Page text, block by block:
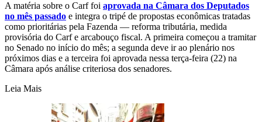
A matéria sobre o Carf foi aprovada na Câmara dos Deputados
no mês passado e integra o tripé de propostas econômicas tratadas
como prioritárias pela Fazenda — reforma tributária, medida
provisória do Carf e arcabouço fiscal. A primeira começou a tramitar
no Senado no início do mês; a segunda deve ir ao plenário nos
próximos dias e a terceira foi aprovada nessa terça-feira (22) na
Câmara após análise criteriosa dos senadores.
Leia Mais